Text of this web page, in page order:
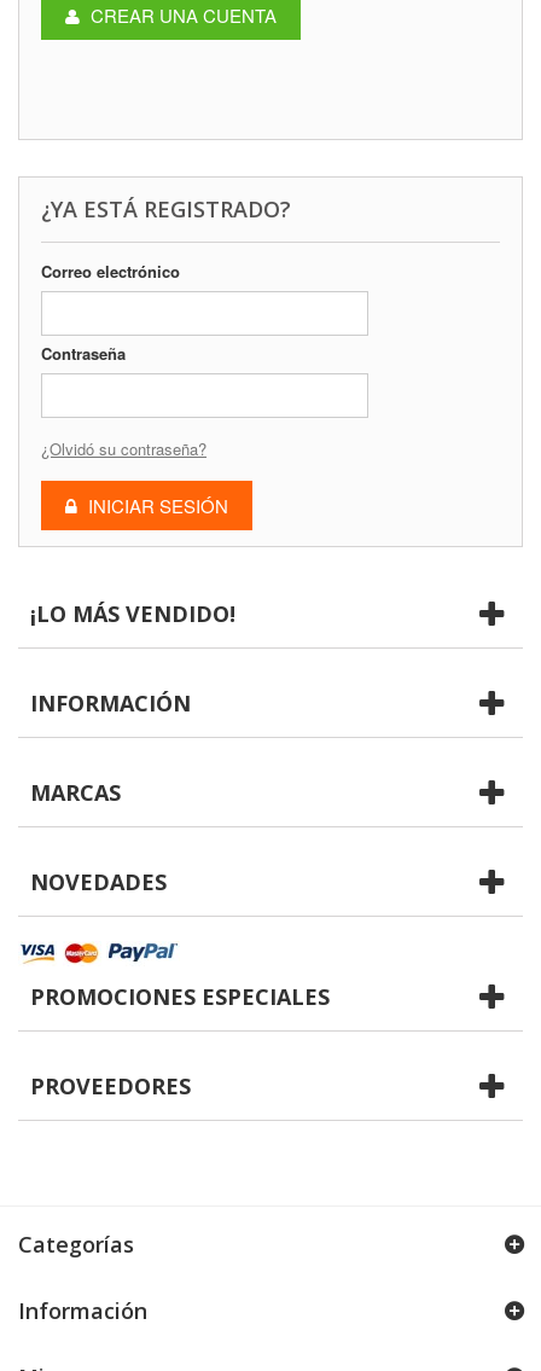
CREAR UNA CUENTA
¿YA ESTÁ REGISTRADO?
Correo electrónico
Contraseña
¿Olvidó su contraseña?
INICIAR SESIÓN
¡LO MÁS VENDIDO!
INFORMACIÓN
MARCAS
NOVEDADES
PROMOCIONES ESPECIALES
PROVEEDORES
Categorías
Información